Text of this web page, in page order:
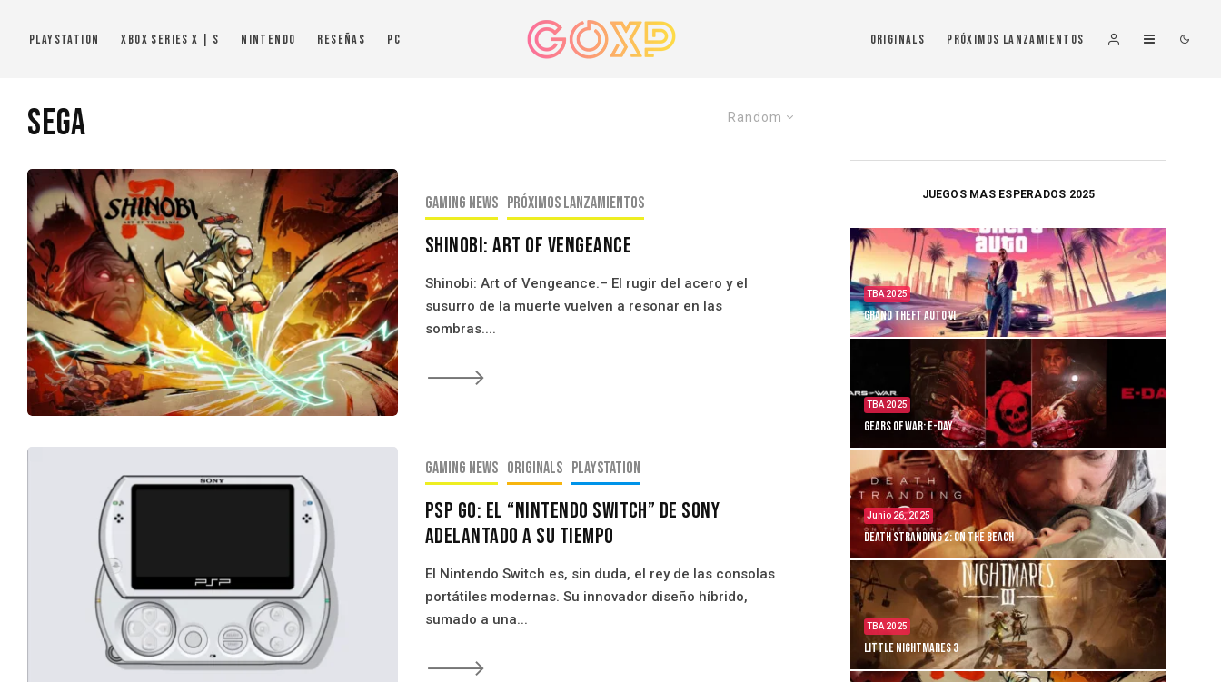
PlayStation Xbox Series X | S Nintendo Reseñas PC Originals Próximos Lanzamientos
Random
Sega
Gaming news Próximos Lanzamientos
Shinobi: Art of Vengeance
Shinobi: Art of Vengeance.– El rugir del acero y el
susurro de la muerte vuelven a resonar en las
sombras....
🡒
Gaming news Originals PlayStation
PSP Go: El “Nintendo Switch” De Sony
Adelantado A Su Tiempo
El Nintendo Switch es, sin duda, el rey de las consolas
portátiles modernas. Su innovador diseño híbrido,
sumado a una...
🡒
JUEGOS MAS ESPERADOS 2025
TBA 2025
Grand Theft Auto VI
TBA 2025
Gears of War: E-Day
Junio 26, 2025
Death Stranding 2: On the Beach
TBA 2025
Little Nightmares 3